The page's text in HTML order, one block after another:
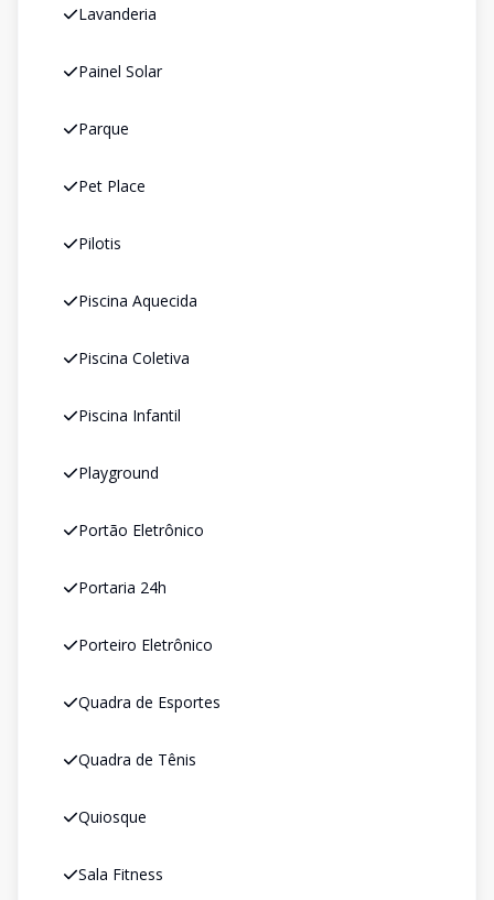
Lavanderia
Painel Solar
Parque
Pet Place
Pilotis
Piscina Aquecida
Piscina Coletiva
Piscina Infantil
Playground
Portão Eletrônico
Portaria 24h
Porteiro Eletrônico
Quadra de Esportes
Quadra de Tênis
Quiosque
Sala Fitness